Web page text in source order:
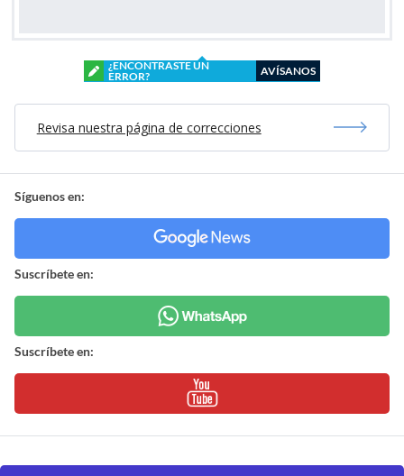
¿ENCONTRASTE UN
ERROR?
AVÍSANOS
Revisa nuestra página de correcciones
Síguenos en:
Suscríbete en:
Suscríbete en: